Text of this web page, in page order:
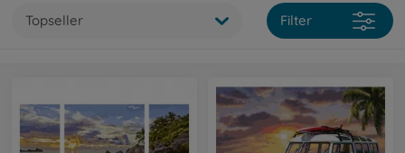
Topseller Filter